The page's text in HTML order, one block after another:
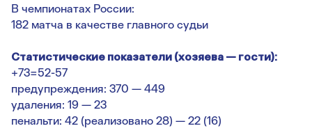
В чемпионатах России:
182 матча в качестве главного судьи
Статистические показатели (хозяева — гости):
+73=52-57
предупреждения: 370 — 449
удаления: 19 — 23
пенальти: 42 (реализовано 28) — 22 (16)